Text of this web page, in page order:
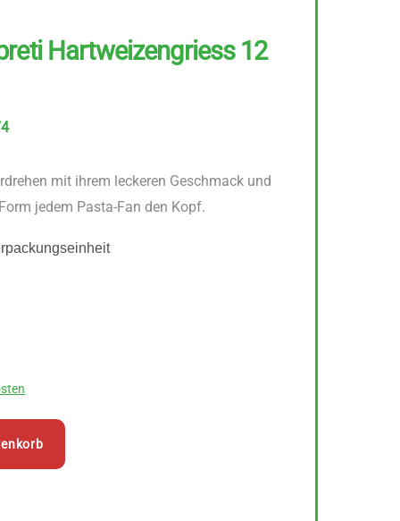
Hartweizengriess 12
mit ihrem leckeren Geschmack und
jedem Pasta-Fan den Kopf.